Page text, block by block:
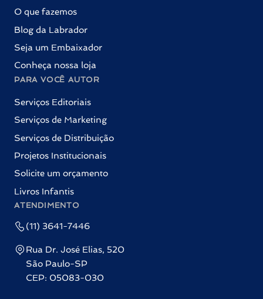
O que fazemos
Blog da Labrador
Seja um Embaixador
Conheça nossa loja
PARA VOCÊ AUTOR
Serviços Editoriais
Serviços de Marketing
Serviços de Distribuição
Projetos Institucionais
Solicite um orçamento
Livros Infantis
ATENDIMENTO
(11) 3641-7446
Rua Dr. José Elias, 520
São Paulo-SP
CEP: 05083-030